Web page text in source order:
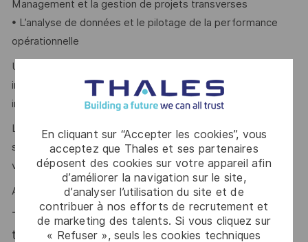
En cliquant sur “Accepter les cookies”, vous
acceptez que Thales et ses partenaires
déposent des cookies sur votre appareil afin
d’améliorer la navigation sur le site,
d’analyser l’utilisation du site et de
contribuer à nos efforts de recrutement et
de marketing des talents. Si vous cliquez sur
« Refuser », seuls les cookies techniques
Management et la gestion de projets transverses
• L’analyse de données et le pilotage de la performance
opérationnelle
Un niveau d’anglais courant à l’oral comme à l’écrit est
indispensable pour échanger avec les équipes
internationales et les interlocuteurs du Groupe.
Le leadership, l'esprit collaboratif, la capacité d’analyse, le
sens des priorités et la résilience sont des atouts que l’on
vous reconnaît ?
Alors ce poste est fait pour vous !
Thales, entreprise Handi-Engagée, reconnait
tous les talents. La diversité est notre meilleur